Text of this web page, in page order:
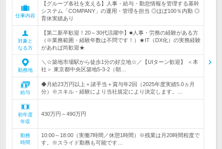
仕事内容
【グループ各社を支える】人事・給与・勤怠情報を管理する基幹
システム「COMPANY」の運用・管理を担当 ◎ほぼ100％内勤 ◎
育休実績あり
対象と
なる方
【第二新卒歓迎！20～30代活躍中】■人事・労務の経験がある方
（※業務範囲・経験年数は不問です！）★IT（DX化）の実務経験
があれば尚歓迎★
勤務地
＼☆築地市場駅から徒歩1分の好立地☆／【UIターン歓迎】 ＜本
社＞ 東京都中央区築地5-3-2（朝…
給与
◆月給23万円以上＋諸手当＋賞与年2回（2025年度実績5.0ヵ月
分）※スキル・経験により当社規定により決定します。…
初年度
年収
430万円～490万円
勤務
時間
10:00～18:00（実働7時間／休憩1時間）※残業は月20時間程度で
す。※スライド勤務も可能です…